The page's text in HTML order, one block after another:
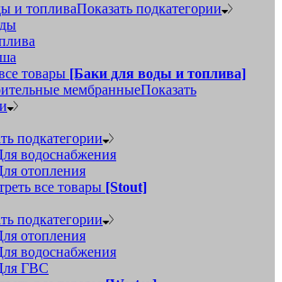
и топливаПоказать подкатегории
товары [Баки для воды и топлива]
мембранныеПоказать
подкатегории
водоснабжения
отопления
все товары [Stout]
подкатегории
отопления
водоснабжения
ГВС